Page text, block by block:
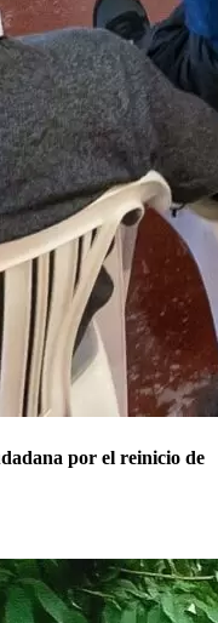
por el reinicio de